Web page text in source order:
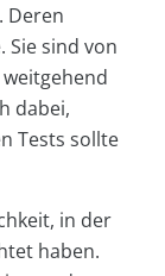
Deren
Sie sind von
dabei,
Tests sollte
in der
haben.